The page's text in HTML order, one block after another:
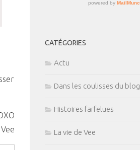
Vee
CATÉGORIES
Actu
Dans les coulisses du blog
Histoires farfelues
La vie de Vee